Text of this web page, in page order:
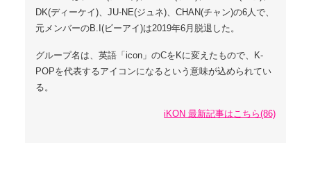
DK(ディーケイ)、JU-NE(ジュネ)、CHAN(チャン)の6人で、
元メンバーのB.I(ビーアイ)は2019年6月脱退した。
グループ名は、英語「icon」のCをKに変えたもので、K-
POPを代表するアイコンになるという意味が込められてい
る。
iKON 最新記事はこちら(86)